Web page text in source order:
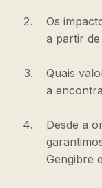
Os
a partir
Quais
a
Desde a
Gengibre